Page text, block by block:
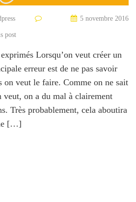
5 novembre 2016
post
Lorsqu’on veut créer un
erreur est de ne pas savoir
on veut le faire. Comme on ne sait
veut, on a du mal à clairement
Très probablement, cela aboutira
[…]